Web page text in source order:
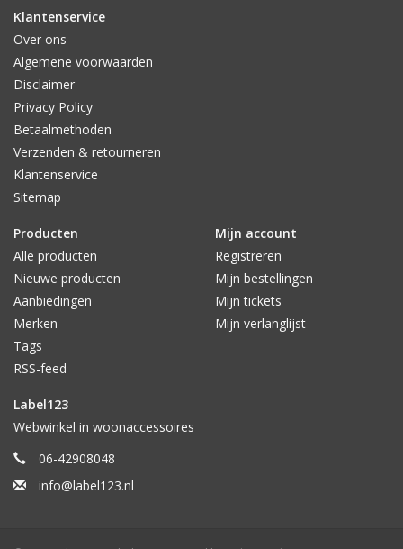
Klantenservice
Over ons
Algemene voorwaarden
Disclaimer
Privacy Policy
Betaalmethoden
Verzenden & retourneren
Klantenservice
Sitemap
Producten
Alle producten
Nieuwe producten
Aanbiedingen
Merken
Tags
RSS-feed
Mijn account
Registreren
Mijn bestellingen
Mijn tickets
Mijn verlanglijst
Label123
Webwinkel in woonaccessoires
06-42908048
info@label123.nl